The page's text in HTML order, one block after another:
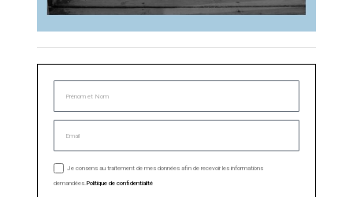
Je consens au traitement de mes données afin de recevoir les informations
demandées.Politique de confidentialité